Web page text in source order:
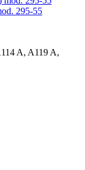
295-55
A, A119 A,